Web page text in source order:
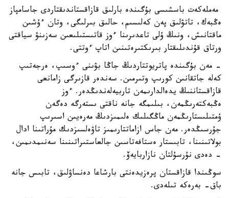
مەملەكەت باسشىسى بۇگىندە بارلىق قازاقستاندىقتاردى جاسامپاز
ەڭبەك، تاتۋلىق پەن كەلىسىم، حالىق بىرلىگى، وتان ءۇشىن
ماقتانىش، ونىڭ ۇلى تاعدىرىنا ءوز قاتىستىلىعىن سەزىنۋ سياقتى
ورتاق قۇندىلىقتار بىرىكتىرەتىنىن اتاپ ءوتتى.
- مەن بۇگىندە پاتريوتتاردىڭ جاڭا بۋىنى ءوسىپ، ەرجەتىپ
كەلە جاتقانىن كورىپ وتىرمىن. سەندەر قازىرگى زامانعى
قازاقستاننىڭ يدەالدارىمەن تاربيەلەندىڭدەر. ءوز
ەڭبەكتەرىڭمەن، بىلىمگە جانە ناقتى ىستەرگە دەگەن
ۇمتىلىستارىڭمەن ماڭگىلىك ەلىمىزدىڭ مەرەيىن اسىرىپ
جۇرسىڭدەر. مەن جاس ازاماتتارىمىز تاۋەلسىزدىك مۇراتىنا ادال
بولاتىنىنا، تابىستار ەستافەتاسىن جالعاستىراتىنىنا سەنىمدىمىن،
- دەدى نۇرسۇلتان نازاربايەۆ.
سوڭىندا قازاقستان پرەزيدەنتى بارشاعا دەنساۋلىق، تابىس جانە
باق- بەرەكە تىلەدى.